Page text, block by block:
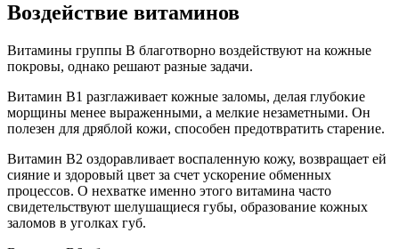
Воздействие витаминов
Витамины группы В благотворно воздействуют на кожные
покровы, однако решают разные задачи.
Витамин В1 разглаживает кожные заломы, делая глубокие
морщины менее выраженными, а мелкие незаметными. Он
полезен для дряблой кожи, способен предотвратить старение.
Витамин В2 оздоравливает воспаленную кожу, возвращает ей
сияние и здоровый цвет за счет ускорение обменных
процессов. О нехватке именно этого витамина часто
свидетельствуют шелушащиеся губы, образование кожных
заломов в уголках губ.